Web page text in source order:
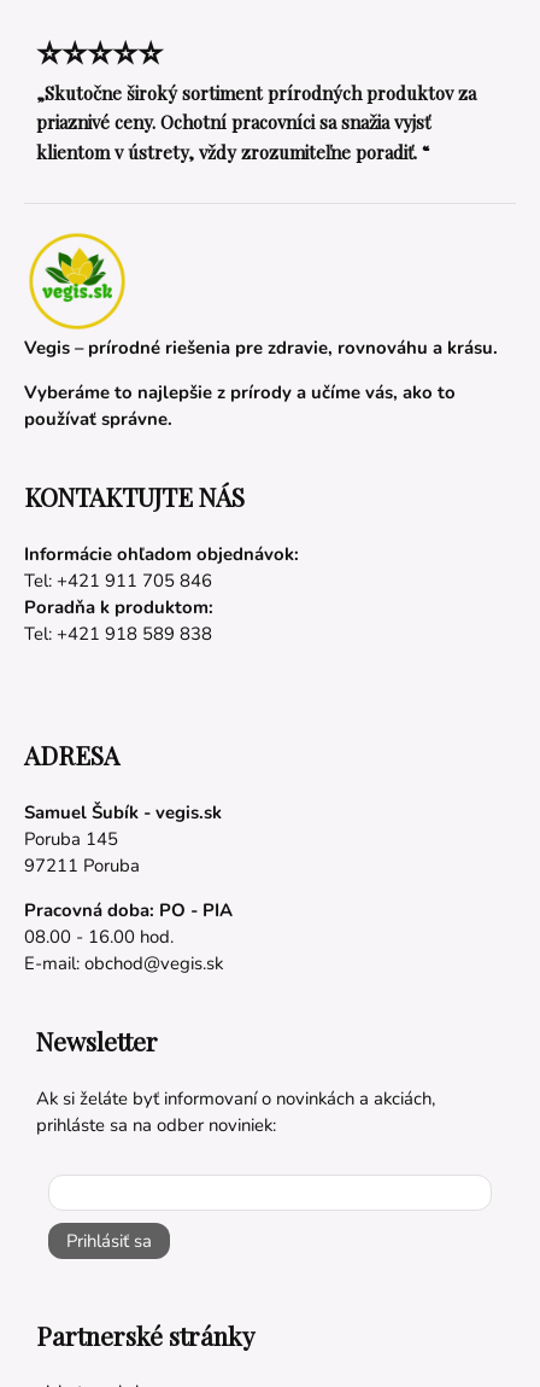
⭐⭐⭐⭐⭐
„Skutočne široký sortiment prírodných produktov za
priaznivé ceny. Ochotní pracovníci sa snažia vyjsť
klientom v ústrety, vždy zrozumiteľne poradiť. “
Vegis – prírodné riešenia pre zdravie, rovnováhu a krásu.
Vyberáme to najlepšie z prírody a učíme vás, ako to
používať správne.
KONTAKTUJTE NÁS
Informácie ohľadom objednávok:
Tel: +421 911 705 846
Poradňa k produktom:
Tel: +421 918 589 838
ADRESA
Samuel Šubík - vegis.sk
Poruba 145
97211 Poruba
Pracovná doba: PO - PIA
08.00 - 16.00 hod.
E-mail: obchod@vegis.sk
Newsletter
Ak si želáte byť informovaní o novinkách a akciách,
prihláste sa na odber noviniek:
Prihlásiť sa
Partnerské stránky